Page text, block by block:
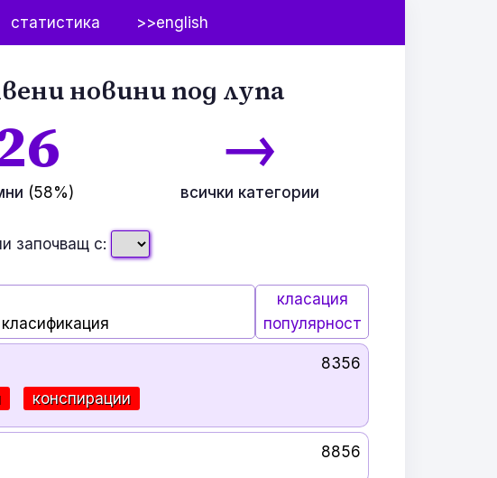
статистика >>english
новини под лупа
(58%)
→
всички категории
започващ с:
класация
популярност
конспирации
8356
8856